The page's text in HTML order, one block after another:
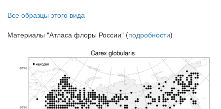
Все образцы этого вида
Материалы "Атласа флоры России" (подробности)